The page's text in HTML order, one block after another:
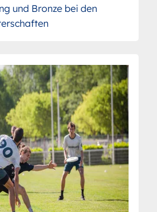
und Bronze bei den